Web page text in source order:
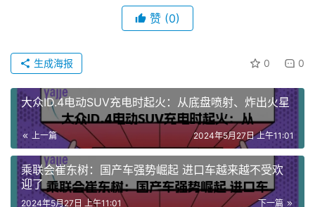
赞 (0)
0 0
生成海报
大众ID.4电动SUV充电时起火：从底盘喷射、炸出火星
上一篇 2024年5月27日 上午11:01
乘联会崔东树：国产车强势崛起 进口车越来越不受欢
迎了
下一篇
2024年5月27日 上午11:01